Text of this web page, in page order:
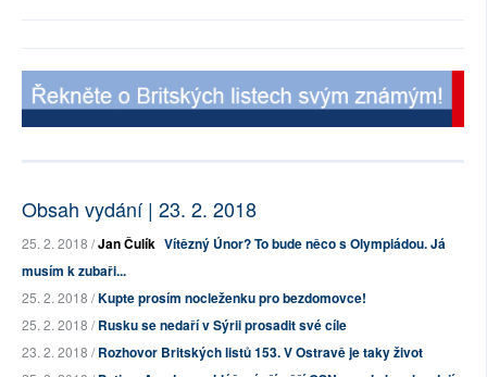
Obsah vydání | 23. 2. 2018
25. 2. 2018 /Jan Čulík Vítězný Únor? To bude něco s Olympiádou. Já
musím k zubaři...
25. 2. 2018 /Kupte prosím nocleženku pro bezdomovce!
25. 2. 2018 /Rusku se nedaří v Sýrii prosadit své cíle
23. 2. 2018 /Rozhovor Britských listů 153. V Ostravě je taky život